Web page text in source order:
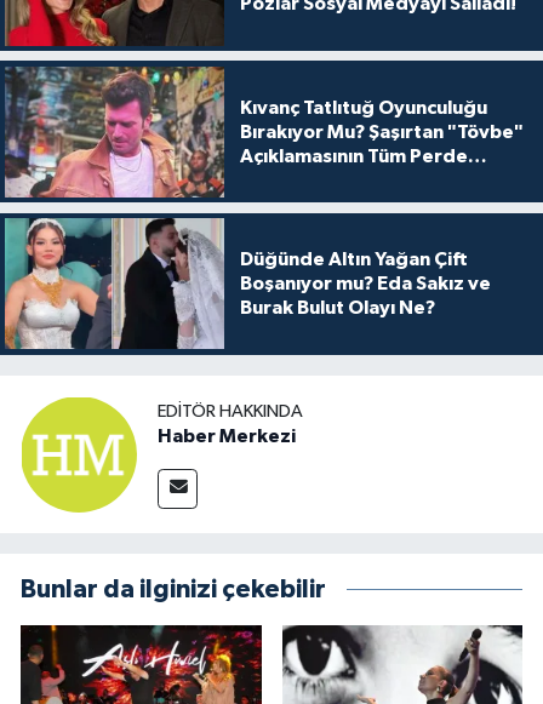
Pozlar Sosyal Medyayı Salladı!
Kıvanç Tatlıtuğ Oyunculuğu
Bırakıyor Mu? Şaşırtan "Tövbe"
Açıklamasının Tüm Perde
Düğünde Altın Yağan Çift
Boşanıyor mu? Eda Sakız ve
Burak Bulut Olayı Ne?
EDITÖR HAKKINDA
Haber Merkezi
Bunlar da ilginizi çekebilir